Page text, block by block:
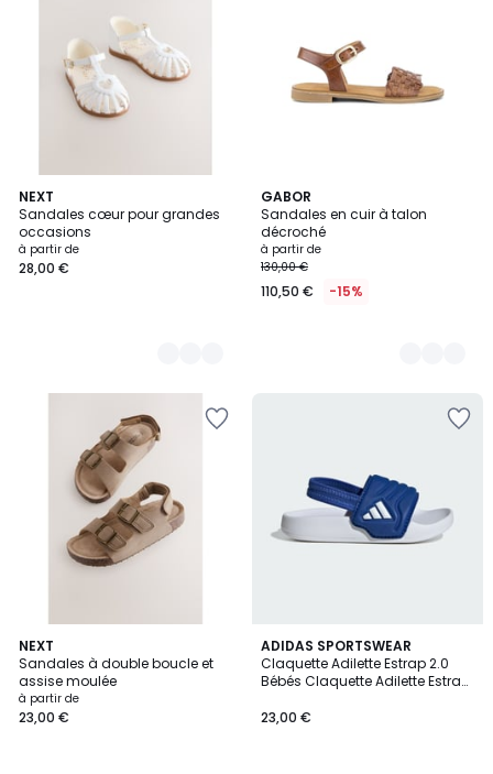
NEXT
Sandales cœur pour grandes
occasions
à partir de
28,00 €
3
Couleurs
GABOR
Sandales en cuir à talon
décroché
à partir de
130,00 €
110,50 € -15%
2
Couleurs
NEXT
Sandales à double boucle et
assise moulée
à partir de
23,00 €
2
Couleurs
ADIDAS SPORTSWEAR
Claquette Adilette Estrap 2.0
Bébés Claquette Adilette Estrap
23,00 €
4,7
/ 5
4
Couleurs